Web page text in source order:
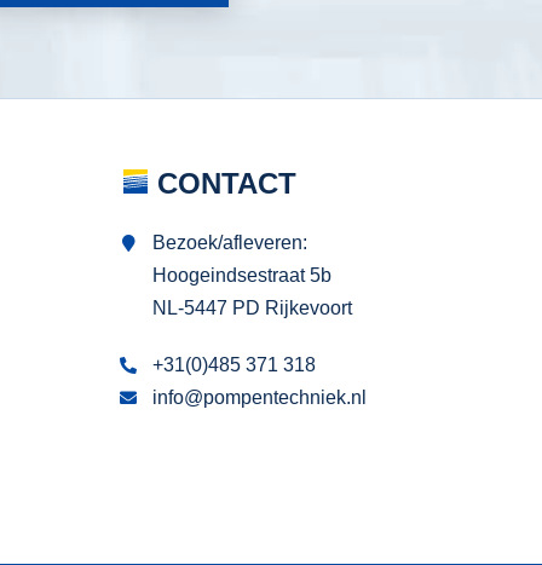
CONTACT
Bezoek/afleveren:
Hoogeindsestraat 5b
NL-5447 PD Rijkevoort
+31(0)485 371 318
info@pompentechniek.nl